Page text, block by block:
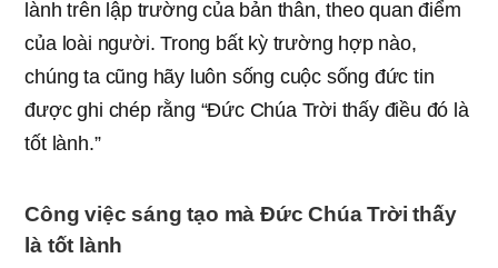
lành trên lập trường của bản thân, theo quan điểm
của loài người. Trong bất kỳ trường hợp nào,
chúng ta cũng hãy luôn sống cuộc sống đức tin
được ghi chép rằng “Đức Chúa Trời thấy điều đó là
tốt lành.”
Công việc sáng tạo mà Đức Chúa Trời thấy
là tốt lành